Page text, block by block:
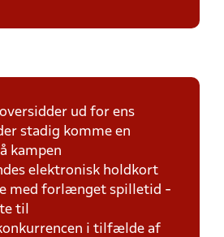
ud for ens
stadig komme en
kampen
elektronisk holdkort
med forlænget spilletid -
til
i tilfælde af